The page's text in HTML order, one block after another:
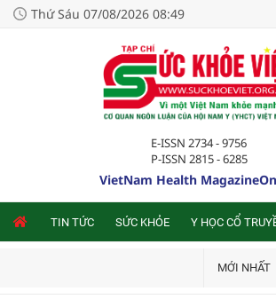
Thứ Sáu 07/08/2026 08:49
E-ISSN 2734 - 9756
P-ISSN 2815 - 6285
VietNam Health
TIN TỨC SỨC KHỎE Y HỌC CỔ
MỚI NHẤT